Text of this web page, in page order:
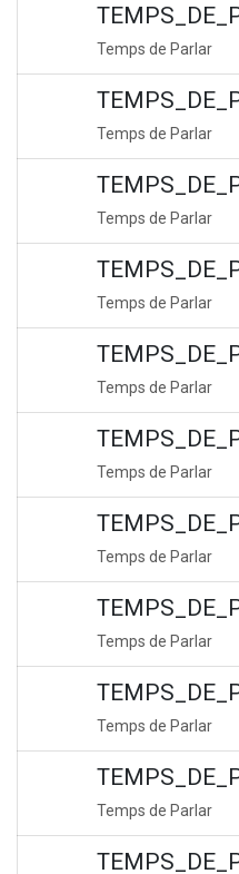
Temps de Parlar
Temps de Parlar
Temps de Parlar
Temps de Parlar
Temps de Parlar
Temps de Parlar
Temps de Parlar
Temps de Parlar
Temps de Parlar
Temps de Parlar